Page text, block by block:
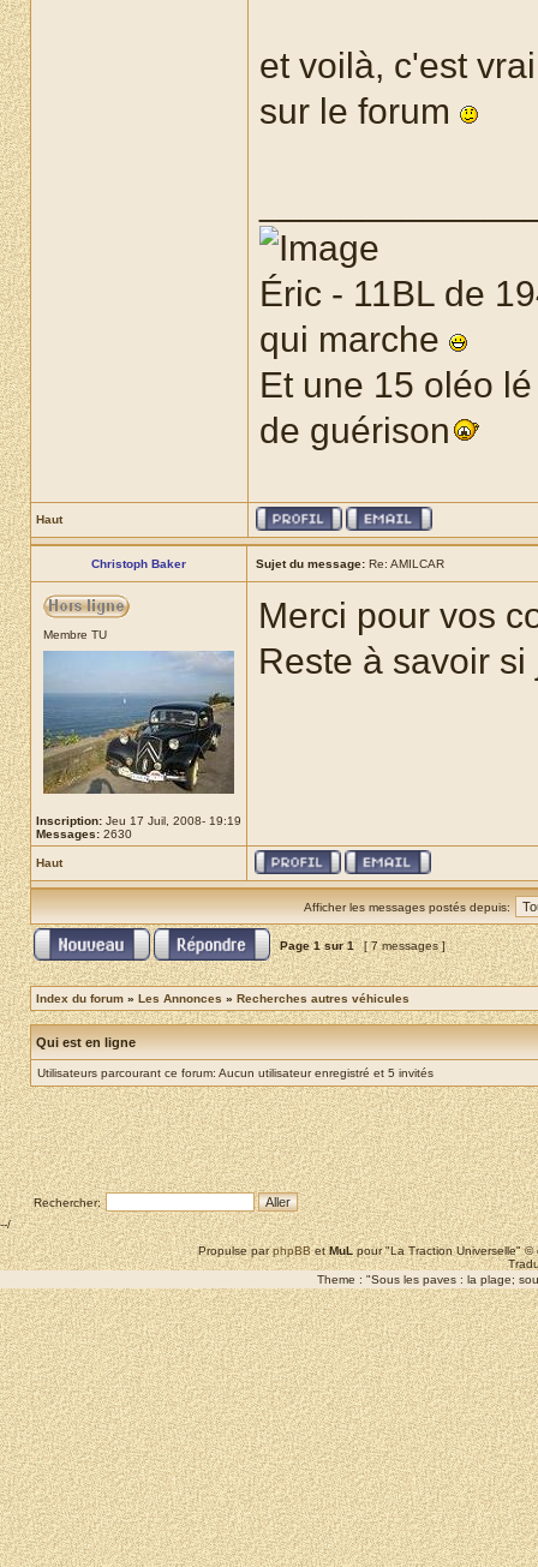
et voilà, c'est
sur le forum
Éric - 11BL de
qui marche
Et une 15 oléo
de guérison
Haut
Christoph Baker Sujet du message: Re: AMILCAR
Membre TU
Inscription: Jeu 17 Juil, 2008- 19:19
Messages: 2630
Merci pour vos
Reste à savoir
Haut
Afficher les messages postés depuis:
Page1sur1 [ 7 messages ]
Index du forum » Les Annonces » Recherches autres véhicules
Qui est en ligne
Utilisateurs parcourant ce forum: Aucun utilisateur enregistré et 5 invités
Rechercher:
--/
Propulse parphpBBetMuLpour "La Traction Universelle"
Theme : "Sous les paves : la plage;